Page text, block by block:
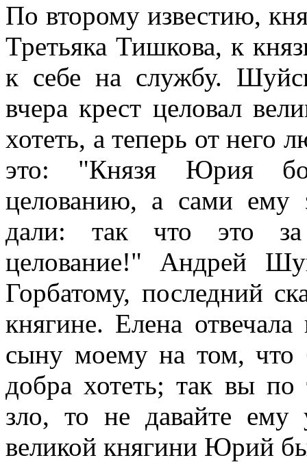
По второму известию,
Третьяка Тишкова, к
к себе на службу.
вчера крест целовал
хотеть, а теперь от него
это: "Князя Юрия
целованию, а сами ему
дали: так что это за
целование!" Андрей
Горбатому, последний
княгине. Елена
сыну моему на том, что
добра хотеть; так вы по
зло, то не давайте ему
великой княгини Юрий